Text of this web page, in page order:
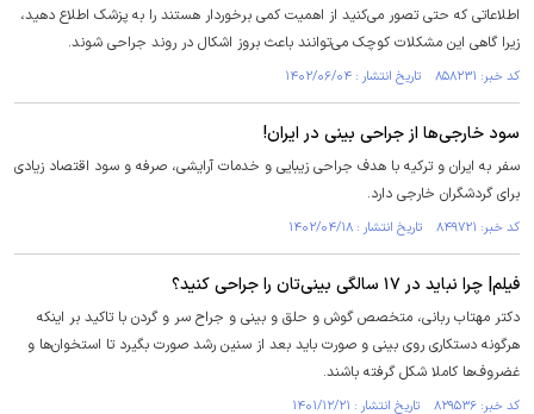
اطلاعاتی که حتی تصور می‌کنید از اهمیت کمی برخوردار هستند را به پزشک اطلاع دهید،
زیرا گاهی این مشکلات کوچک می‌توانند باعث بروز اشکال در روند جراحی شوند.
کد خبر: ۸۵۸۲۳۱ تاریخ انتشار : ۱۴۰۲/۰۶/۰۴
سود خارجی‌ها از جراحی بینی در ایران!
سفر به ایران و ترکیه با هدف جراحی‌ زیبایی و خدمات آرایشی، صرفه و سود اقتصاد زیادی
برای گردشگران خارجی دارد.
کد خبر: ۸۴۹۷۲۱ تاریخ انتشار : ۱۴۰۲/۰۴/۱۸
فیلم| چرا نباید در ١٧ سالگی بینی‌تان را جراحی کنید؟
دکتر مهتاب ربانی، متخصص گوش و حلق و بینی و جراح سر و گردن با تاکید بر اینکه
هرگونه دستکاری روی بینی و صورت باید بعد از سنین رشد صورت بگیرد تا استخوان‌ها و
غضروف‌ها کاملا شکل گرفته باشند.
کد خبر: ۸۲۹۵۳۶ تاریخ انتشار : ۱۴۰۱/۱۲/۲۱